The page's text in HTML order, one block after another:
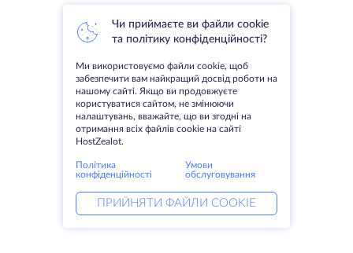
Чи приймаєте ви файли cookie
та політику конфіденційності?
Ми використовуємо файли cookie, щоб
забезпечити вам найкращий досвід роботи на
нашому сайті. Якщо ви продовжуєте
користуватися сайтом, не змінюючи
налаштувань, вважайте, що ви згодні на
отримання всіх файлів cookie на сайті
HostZealot.
Політика
конфіденційності
Умови
обслуговування
ПРИЙНЯТИ ФАЙЛИ COOKIE